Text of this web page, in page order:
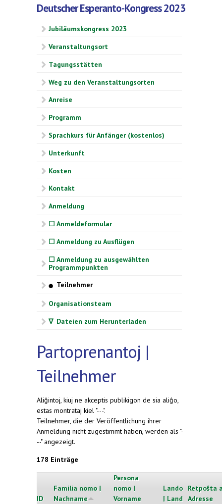
Deutscher Esperanto-Kongress 2023
Jubiläumskongress 2023
Veranstaltungsort
Tagungsstätten
Weg zu den Veranstaltungsorten
Anreise
Programm
Sprachkurs für Anfänger (kostenlos)
Unterkunft
Kosten
Kontakt
Anmeldung
☐ Anmeldeformular
☐ Anmeldung zu Ausflügen
☐ Anmeldung zu ausgewählten
Programmpunkten
⬤ Teilnehmer
Organisationsteam
∇ Dateien zum Herunterladen
Partoprenantoj |
Teilnehmer
Aliĝintoj, kiuj ne akceptis publikigon de sia aliĝo,
estas montrataj kiel "---".
Teilnehmer, die der Veröffentlichung ihrer
Anmeldung nicht zugestimmt haben, werden als "-
--" angezeigt.
178 Einträge
ID
Familia nomo |
Nachname
Persona
nomo |
Vorname
Lando
| Land
Retpoŝta
Adresse